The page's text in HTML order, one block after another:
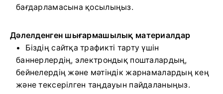
бағдарламасына қосылыңыз.
Дәлелденген шығармашылық материалдар
Біздің сайтқа трафикті тарту үшін
баннерлердің, электрондық пошталардың,
бейнелердің және мәтіндік жарнамалардың кең
және тексерілген таңдауын пайдаланыңыз.